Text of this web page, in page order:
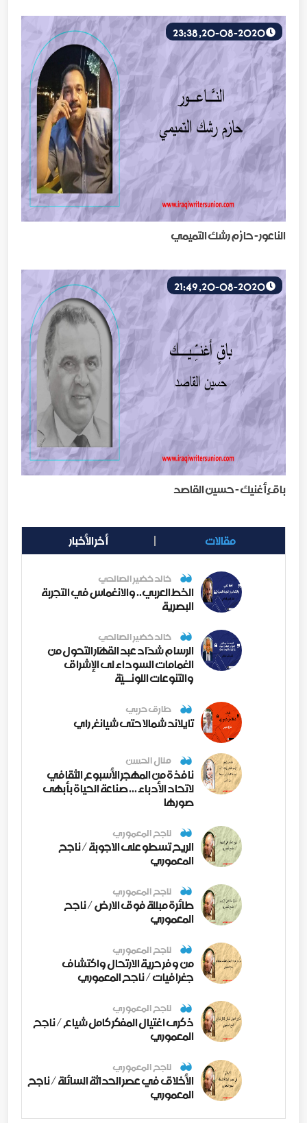
الناعور - حازم رشك التميمي
باقٍ أغنيك - حسين القاصد
مقالات أخر الأخبار
خالد خضير الصالحي
الخط العربي.. والانغماس في التجربة
البصرية
خالد خضير الصالحي
الرسام شدّاد عبد القهّار التحول من
الغمامات السوداء لى الإشراق
والتنوعات اللونــيّة
طارق حربي
تايلاند شمالا حتى شيانغ راي
منال الحسن
نافذة من المهجر الأسبوع الثقافي
لاتحاد الأدباء ... صناعة الحياة بأبهى
صورها
ناجح المعموري
الريح تسطو على الاجوبة / ناجح
المعموري
ناجح المعموري
طائرة مبللة فوق الارض / ناجح
المعموري
ناجح المعموري
من وفر حرية الارتحال واكتشاف
جغرافيات / ناجح المعموري
ناجح المعموري
ذكرى اغتيال المفكر كامل شياع / ناجح
المعموري
ناجح المعموري
الأخلاق في عصر الحداثة السائلة / ناجح
المعموري